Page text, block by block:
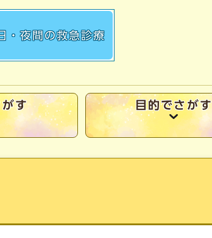
・夜間の救急診療
す 目的でさがす